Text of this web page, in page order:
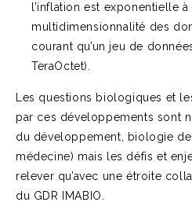
l’inflation est exponentielle
multidimensionnalité des
courant qu’un jeu de
TeraOctet).
Les questions biologiques et
par ces développements sont
du développement, biologie de
médecine) mais les défis et
relever qu’avec une étroite
du GDR IMABIO.